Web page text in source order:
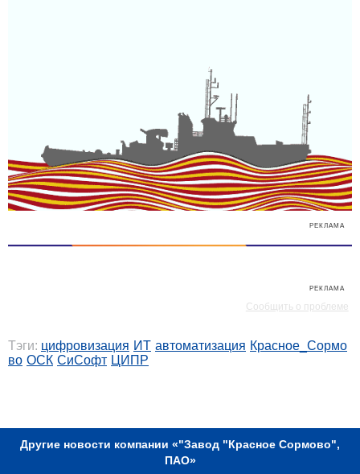
РЕКЛАМА
РЕКЛАМА
Сообщить о проблеме
Тэги: цифровизация ИТ автоматизация Красное_Сормо
во ОСК СиСофт ЦИПР
Другие новости компании «"Завод "Красное Сормово",
ПАО»